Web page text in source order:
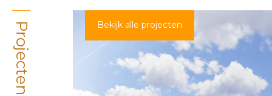
Projecten Bekijk alle projecten